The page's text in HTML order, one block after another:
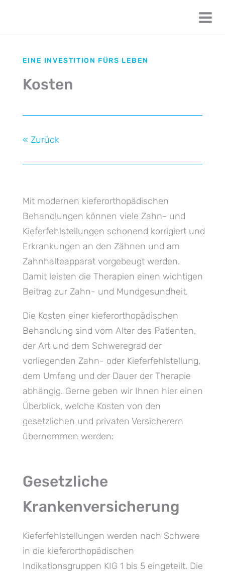
EINE INVESTITION FÜRS LEBEN
Kosten
« Zurück
Mit modernen kieferorthopädischen
Behandlungen können viele Zahn- und
Kieferfehlstellungen schonend korrigiert und
Erkrankungen an den Zähnen und am
Zahnhalteapparat vorgebeugt werden.
Damit leisten die Therapien einen wichtigen
Beitrag zur Zahn- und Mundgesundheit.
Die Kosten einer kieferorthopädischen
Behandlung sind vom Alter des Patienten,
der Art und dem Schweregrad der
vorliegenden Zahn- oder Kieferfehlstellung,
dem Umfang und der Dauer der Therapie
abhängig. Gerne geben wir Ihnen hier einen
Überblick, welche Kosten von den
gesetzlichen und privaten Versicherern
übernommen werden:
Gesetzliche
Krankenversicherung
Kieferfehlstellungen werden nach Schwere
in die kieferorthopädischen
Indikationsgruppen KIG 1 bis 5 eingeteilt. Die